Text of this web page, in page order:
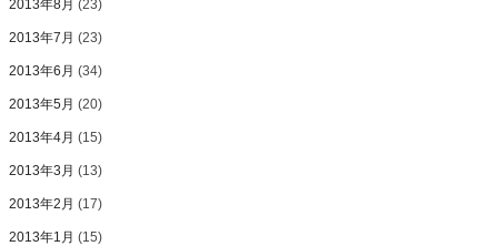
2013年8月 (23)
2013年7月 (23)
2013年6月 (34)
2013年5月 (20)
2013年4月 (15)
2013年3月 (13)
2013年2月 (17)
2013年1月 (15)